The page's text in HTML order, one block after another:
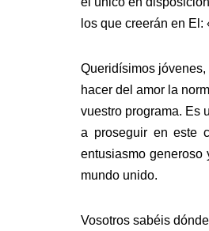
los que creerán en
Queridísimos
hacer del amor la
vuestro programa. Es
a proseguir en este
entusiasmo
mundo unido.
Vosotros sabéis